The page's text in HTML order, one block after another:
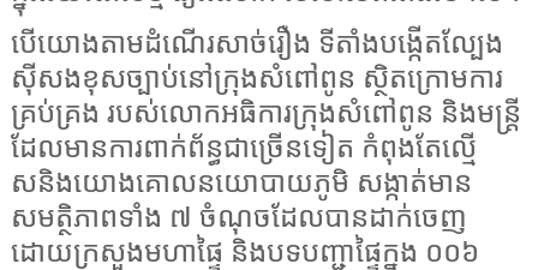
បើយោងតាមដំណើរសាច់រឿង ទីតាំងបង្កើតល្បែង
ស៊ីសងខុសច្បាប់នៅក្រុងសំពៅពូន ស្ថិតក្រោមការ
គ្រប់គ្រង របស់លោកអធិការក្រុងសំពៅពូន និងមន្ត្រី
ដែលមានការពាក់ព័ន្ធជាច្រើនទៀត កំពុងតែល្មើ
សនិងយោងគោលនយោបាយភូមិ សង្កាត់មាន
សមត្ថិភាពទាំង ៧ ចំណុចដែលបានដាក់ចេញ
ដោយក្រសួងមហាផ្ទៃ និងបទបញ្ជាផ្ទៃក្នុង ០០៦